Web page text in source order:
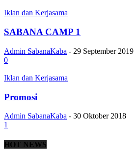
Iklan dan Kerjasama
SABANA CAMP 1
Admin SabanaKaba - 29 September 2019
0
Iklan dan Kerjasama
Promosi
Admin SabanaKaba - 30 Oktober 2018
1
HOT NEWS